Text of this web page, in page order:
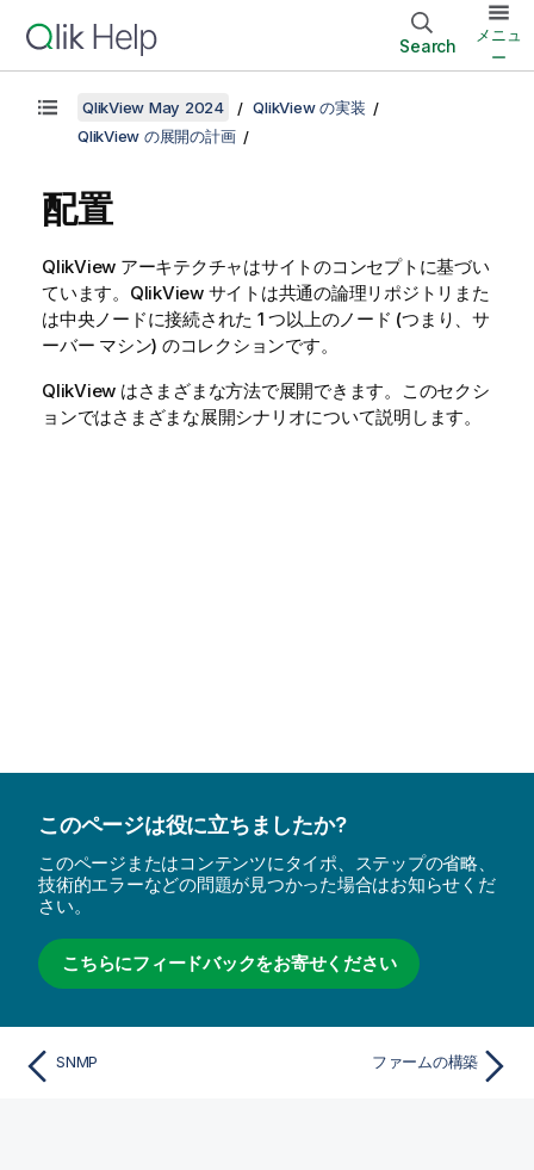
Search
メニュ
ー
QlikView May 2024
QlikView の実装
QlikView の展開の計画
配置
QlikView アーキテクチャはサイトのコンセプトに基づい
ています。QlikView サイトは共通の論理リポジトリまた
は中央ノードに接続された 1 つ以上のノード (つまり、サ
ーバー マシン) のコレクションです。
QlikView はさまざまな方法で展開できます。このセクシ
ョンではさまざまな展開シナリオについて説明します。
このページは役に立ちましたか?
このページまたはコンテンツにタイポ、ステップの省略、
技術的エラーなどの問題が見つかった場合はお知らせくだ
さい。
こちらにフィードバックをお寄せください
SNMP ファームの構築